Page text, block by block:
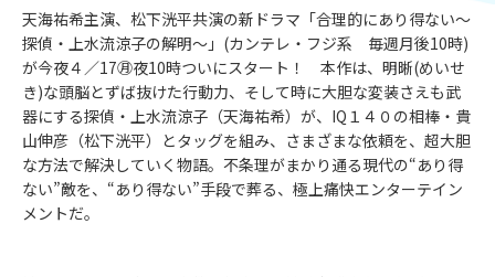
天海祐希主演、松下洸平共演の新ドラマ「合理的にあり得ない～
探偵・上水流涼子の解明～」(カンテレ・フジ系 毎週月後10時)
が今夜４／17㊊夜10時ついにスタート！ 本作は、明晰(めいせ
き)な頭脳とずば抜けた行動力、そして時に大胆な変装さえも武
器にする探偵・上水流涼子（天海祐希）が、IQ１４０の相棒・貴
山伸彦（松下洸平）とタッグを組み、さまざまな依頼を、超大胆
な方法で解決していく物語。不条理がまかり通る現代の“あり得
ない”敵を、“あり得ない”手段で葬る、極上痛快エンターテイン
メントだ。